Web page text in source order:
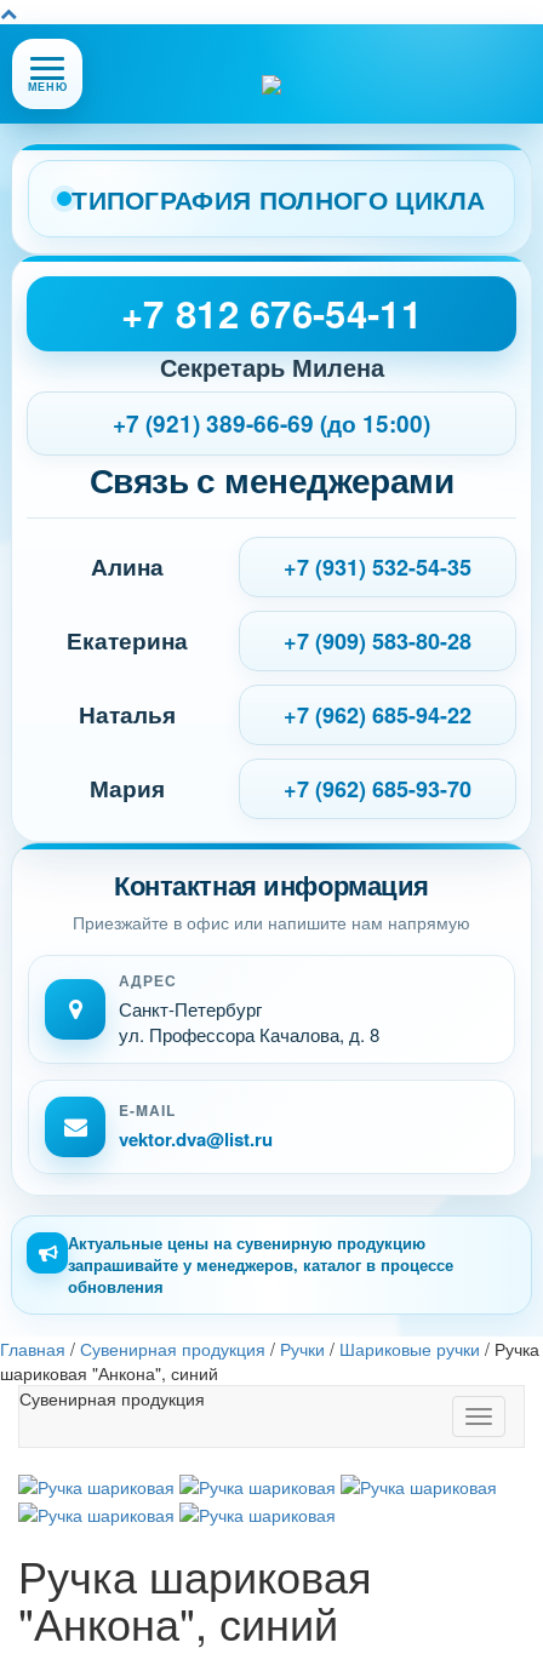
Открыть
или
меню
сайта
МЕНЮ
ТИПОГРАФИЯ ПОЛНОГО ЦИКЛА
Контактная информация
Приезжайте в офис или напишите нам напрямую
АДРЕС
Санкт-Петербург
ул. Профессора Качалова, д. 8
E-MAIL
vektor.dva@list.ru
+7 812 676-54-11
Секретарь Милена
+7 (921) 389-66-69 (до 15:00)
Связь с менеджерами
Алина +7 (931) 532-54-35
Екатерина +7 (909) 583-80-28
Наталья +7 (962) 685-94-22
Мария +7 (962) 685-93-70
Актуальные цены на сувенирную продукцию
запрашивайте у менеджеров, каталог в процессе
обновления
Главная / Сувенирная продукция / Ручки / Шариковые ручки / Ручка
шариковая "Анкона", синий
Toggle
Сувенирная продукция
Ручка шариковая
"Анкона", синий